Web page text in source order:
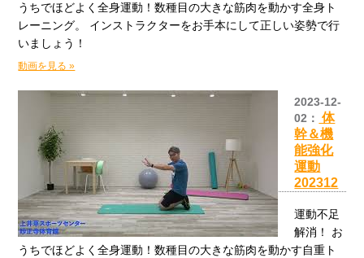
うちでほどよく全身運動！数種目の大きな筋肉を動かす全身ト
レーニング。 インストラクターをお手本にして正しい姿勢で行
いましょう！
動画を見る »
2023-12-
02： 体
幹＆機
能強化
運動
202312
運動不足
解消！ お
うちでほどよく全身運動！数種目の大きな筋肉を動かす自重ト